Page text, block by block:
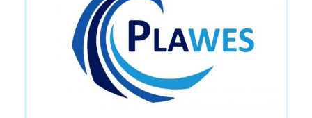
Video & Audio
Webinare